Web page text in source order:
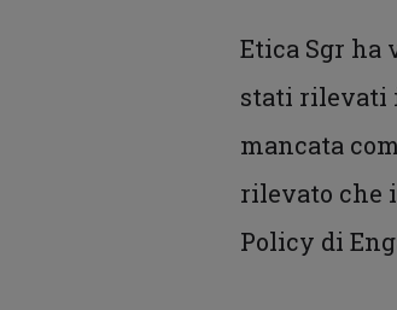
Etica Sgr ha
stati rilevati
mancata
rilevato che
Policy di